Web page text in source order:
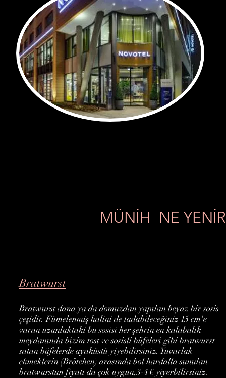
MÜNİH NE
Bratwurst
Bratwurst dana ya da domuzdan yapılan beyaz bir sosis
çeşidir. Fümelenmiş halini de tadabileceğiniz 15 cm'e
varan uzunluktaki bu sosisi her şehrin en kalabalık
meydanında bizim tost ve sosisli büfeleri gibi bratwurst
satan büfelerde ayaküstü yiyebilirsiniz. Yuvarlak
ekmeklerin (Brötchen) arasında bol hardalla sunulan
bratwurstun fiyatı da çok uygun,3-4 € yiyerbilirsiniz.